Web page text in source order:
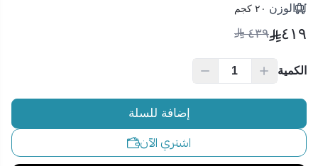
الوزن ٢٠ كجم
٤١٩ ٤٣٩
الكمية
إضافة للسلة
اشتري الآن